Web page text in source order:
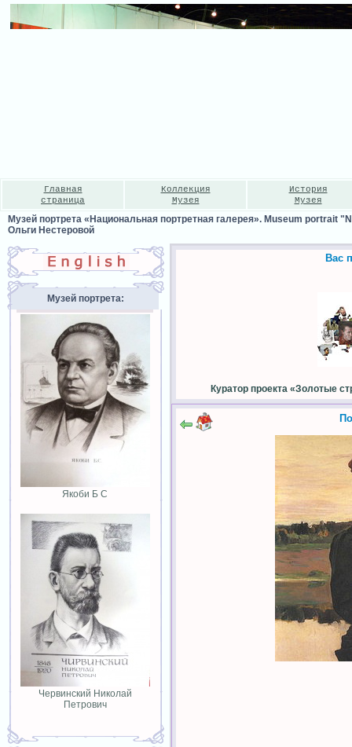
Главная
страница
Коллекция
Музея
История
Музея
Музей портрета «Национальная портретная галерея». Museum portrait
Ольги Нестеровой
Музей портрета:
Якоби Б С
Червинский Николай
Петрович
Вас
Куратор проекта «Золотые